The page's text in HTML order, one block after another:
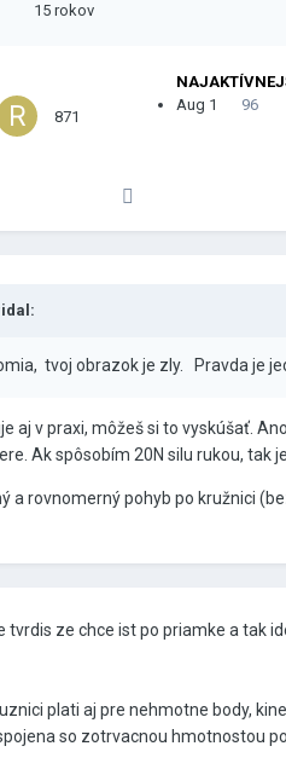
15 rokov
871
Aug 1
96
tvoj obrazok je zly. Pravda je
aj v praxi, môžeš si to vyskúšať.
Ak spôsobím 20N silu rukou, tak
a rovnomerný pohyb po kružnici
tvrdis ze chce ist po priamke a tak
plati aj pre nehmotne body,
so zotrvacnou hmotnostou